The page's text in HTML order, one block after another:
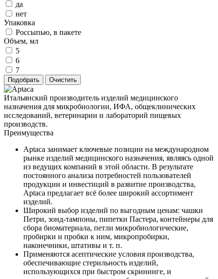
да
нет
Упаковка
Россыпью, в пакете
Объем, мл
5
6
7
Итальянский производитель изделий медицинского
назначения для микробиологии, ИФА, общеклинических
исследований, ветеринарии и лабораторий пищевых
производств.
Преимущества
Aptaca занимает ключевые позиции на международном
рынке изделий медицинского назначения, являясь одной
из ведущих компаний в этой области. В результате
постоянного анализа потребностей пользователей
продукции и инвестиций в развитие производства,
Aptaca предлагает всё более широкий ассортимент
изделий.
Широкий выбор изделий по выгодным ценам: чашки
Петри, зонд-тампоны, пипетки Пастера, контейнеры для
сбора биоматериала, петли микробиологические,
пробирки и пробки к ним, микропробирки,
наконечники, штативы и т. п.
Применяются асептические условия производства,
обеспечивающие стерильность изделий,
использующихся при быстром скрининге, и